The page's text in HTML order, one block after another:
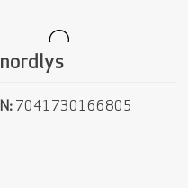
7041730166805